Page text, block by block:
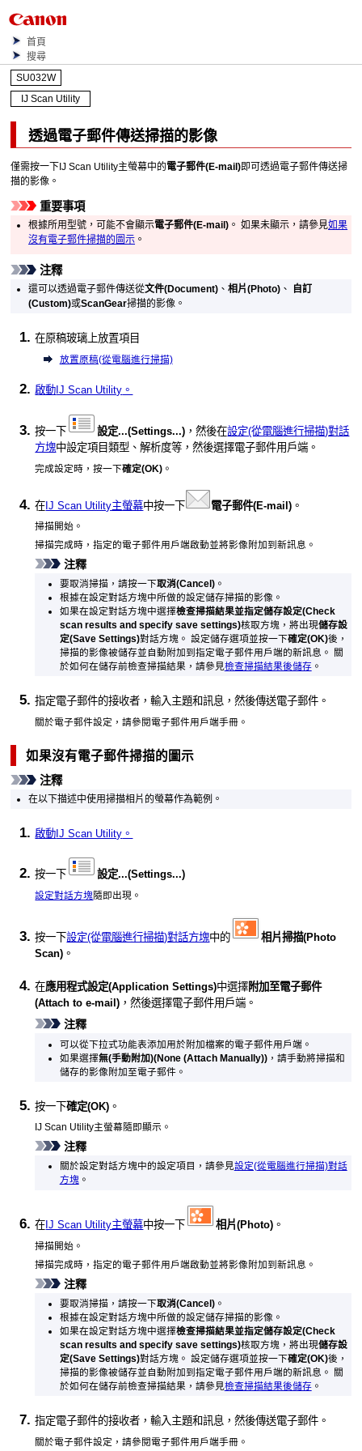
首頁
搜尋
SU032W
IJ Scan Utility
透過電子郵件傳送掃描的影像
僅需按一下 IJ Scan Utility主螢幕中的電子郵件(E-mail)即可透過電子郵件傳送掃
描的影像。
重要事項
根據所用型號，可能不會顯示電子郵件(E-mail) 。 如果未顯示，請參見如果
沒有電子郵件掃描的圖示 。
注釋
還可以透過電子郵件傳送從文件(Document) 、相片(Photo) 、
自訂
(Custom)或ScanGear掃描的影像。
在原稿玻璃上放置項目
放置原稿(從電腦進行掃描)
啟動 IJ Scan Utility 。
按一下 設定...(Settings...) ，然後在設定(從電腦進行掃描)對話
方塊中設定項目類型、解析度等，然後選擇電子郵件用戶端。
完成設定時，按一下確定(OK) 。
在IJ Scan Utility主螢幕中按一下 電子郵件(E-mail) 。
掃描開始。
掃描完成時，指定的電子郵件用戶端啟動並將影像附加到新訊息。
注釋
要取消掃描，請按一下取消(Cancel)。
根據在設定對話方塊中所做的設定儲存掃描的影像。
如果在設定對話方塊中選擇檢查掃描結果並指定儲存設定(Check
scan results and specify save settings)核取方塊，將出現儲存設
定(Save Settings)對話方塊。 設定儲存選項並按一下確定(OK)後，
掃描的影像被儲存並自動附加到指定電子郵件用戶端的新訊息。
關
於如何在儲存前檢查掃描結果，請參見檢查掃描結果後儲存。
指定電子郵件的接收者，輸入主題和訊息，然後傳送電子郵件。
關於電子郵件設定，請參閱電子郵件用戶端手冊。
如果沒有電子郵件掃描的圖示
注釋
在以下描述中使用掃描相片的螢幕作為範例。
啟動IJ Scan Utility 。
按一下 設定...(Settings...)
設定對話方塊 隨即出現。
按一下設定(從電腦進行掃描)對話方塊中的 相片掃描(Photo
Scan) 。
在應用程式設定(Application Settings)中選擇附加至電子郵件
(Attach to e-mail) ，然後選擇電子郵件用戶端。
注釋
可以從下拉式功能表添加用於附加檔案的電子郵件用戶端。
如果選擇無(手動附加)(None (Attach Manually))，請手動將掃描和
儲存的影像附加至電子郵件。
按一下確定(OK) 。
IJ Scan Utility主螢幕隨即顯示。
注釋
關於設定對話方塊中的設定項目，請參見設定(從電腦進行掃描)對話
方塊 。
在 IJ Scan Utility主螢幕中按一下 相片(Photo) 。
掃描開始。
掃描完成時，指定的電子郵件用戶端啟動並將影像附加到新訊息。
注釋
要取消掃描，請按一下取消(Cancel)。
根據在設定對話方塊中所做的設定儲存掃描的影像。
如果在設定對話方塊中選擇檢查掃描結果並指定儲存設定(Check
scan results and specify save settings)核取方塊，將出現儲存設
定(Save Settings)對話方塊。 設定儲存選項並按一下確定(OK)後，
掃描的影像被儲存並自動附加到指定電子郵件用戶端的新訊息。
關
於如何在儲存前檢查掃描結果，請參見檢查掃描結果後儲存。
指定電子郵件的接收者，輸入主題和訊息，然後傳送電子郵件。
關於電子郵件設定，請參閱電子郵件用戶端手冊。